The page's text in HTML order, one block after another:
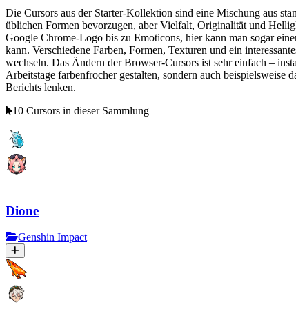
Die Cursors aus der Starter-Kollektion sind eine Mischung aus
üblichen Formen bevorzugen, aber Vielfalt, Originalität und
Google Chrome-Logo bis zu Emoticons, hier kann man sogar
kann. Verschiedene Farben, Formen, Texturen und ein
wechseln. Das Ändern der Browser-Cursors ist sehr einfach –
Arbeitstage farbenfrocher gestalten, sondern auch beispielsweise
Berichts lenken.
10 Cursors in dieser Sammlung
Dione
Genshin Impact